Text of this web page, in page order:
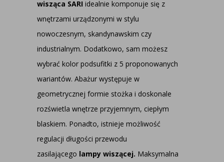
wisząca SARI idealnie komponuje się z
wnętrzami urządzonymi w stylu
nowoczesnym, skandynawskim czy
industrialnym. Dodatkowo, sam możesz
wybrać kolor podsufitki z 5 proponowanych
wariantów. Abażur występuje w
geometrycznej formie stożka i doskonale
rozświetla wnętrze przyjemnym, ciepłym
blaskiem. Ponadto, istnieje możliwość
regulacji długości przewodu
zasilającego lampy wiszącej. Maksymalna